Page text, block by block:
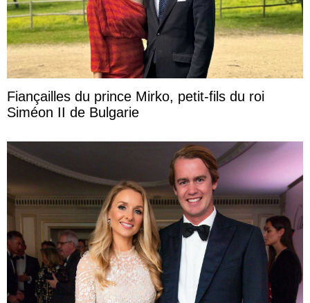
Fiançailles du prince Mirko, petit-fils du roi
Siméon II de Bulgarie